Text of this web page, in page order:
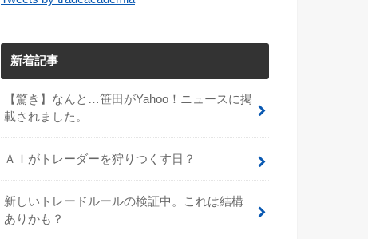
新着記事
【驚き】なんと…笹田がYahoo！ニュースに掲
載されました。
ＡＩがトレーダーを狩りつくす日？
新しいトレードルールの検証中。これは結構
ありかも？